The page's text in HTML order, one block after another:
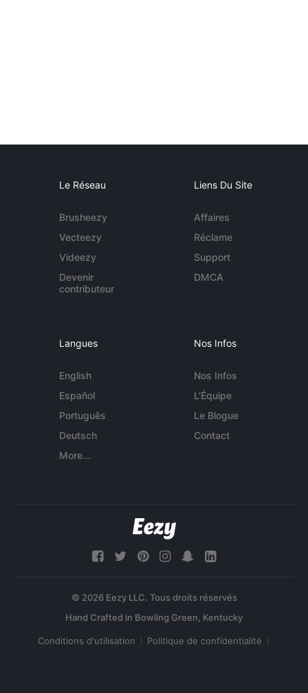
Le Réseau
Brusheezy
Vecteezy
Videezy
Devenir
contributeur
Liens Du Site
Affaires
Réclame
Support
DMCA
Langues
English
Español
Português
Deutsch
More...
Nos Infos
Nos Infos
L'Équipe
Le Blogue
Contact
© 2026 Eezy LLC. Tous droits réservés
Conditions d'utilisation Politique de confidentialité